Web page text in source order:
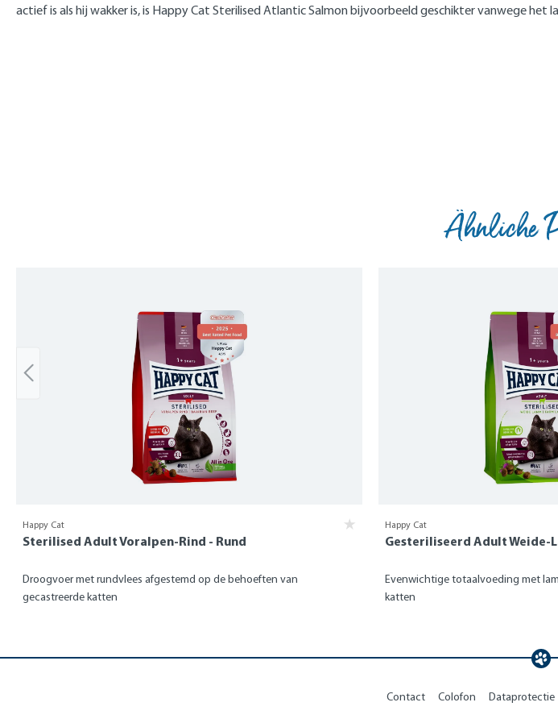
actief is als hij wakker is, is Happy Cat Sterilised Atlantic Salmon bijvoorbeeld geschikter vanwege het
Ähnliche
Happy Cat
Sterilised Adult Voralpen-Rind - Rund
Droogvoer met rundvlees afgestemd op de behoeften van
gecastreerde katten
Happy Cat
Gesteriliseerd Adult Weide-
Evenwichtige totaalvoeding met
katten
Contact Colofon Dataprotectie